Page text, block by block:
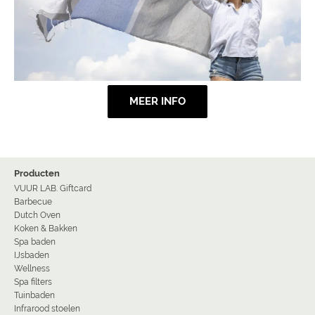
MEER INFO
Producten
VUUR LAB. Giftcard
Barbecue
Dutch Oven
Koken & Bakken
Spa baden
IJsbaden
Wellness
Spa filters
Tuinbaden
Infrarood stoelen